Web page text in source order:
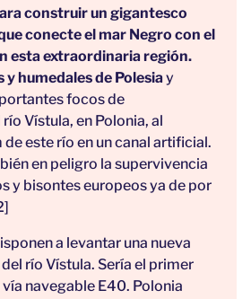
construir un gigantesco
conecte el mar Negro con el
esta extraordinaria región.
humedales de Polesiay
focos de
Vístula, en Polonia, al
este río en un canal artificial.
en peligro la supervivencia
y bisontes europeos ya de por
a levantar una nueva
río Vístula. Sería el primer
navegable E40. Polonia